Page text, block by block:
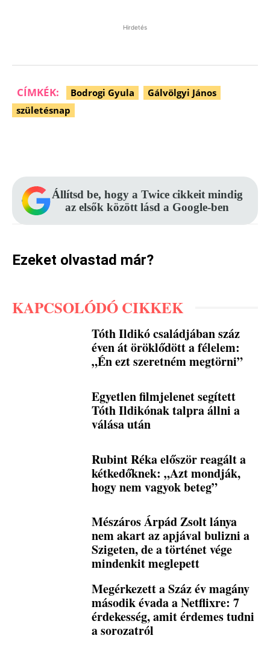
Hirdetés
CÍMKÉK: Bodrogi Gyula
Gálvölgyi János
születésnap
Állítsd be, hogy a Twice cikkeit mindig
az elsők között lásd a Google-ben
Ezeket olvastad már?
KAPCSOLÓDÓ CIKKEK
Tóth Ildikó családjában száz
éven át öröklődött a félelem:
„Én ezt szeretném megtörni”
Egyetlen filmjelenet segített
Tóth Ildikónak talpra állni a
válása után
Rubint Réka először reagált a
kétkedőknek: „Azt mondják,
hogy nem vagyok beteg”
Mészáros Árpád Zsolt lánya
nem akart az apjával bulizni a
Szigeten, de a történet vége
mindenkit meglepett
Megérkezett a Száz év magány
második évada a Netflixre: 7
érdekesség, amit érdemes tudni
a sorozatról